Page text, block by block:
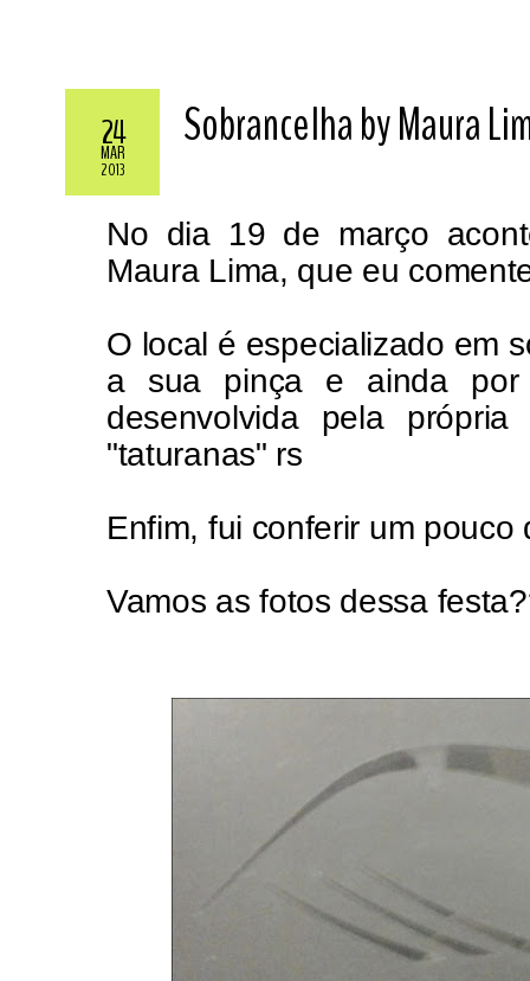
24
MAR
2013
Sobrancelha by Maura
No dia 19 de março
Maura Lima, que eu
O local é especializado em
a sua pinça e ainda por
desenvolvida pela
"taturanas" rs
Enfim, fui conferir um
Vamos as fotos dessa